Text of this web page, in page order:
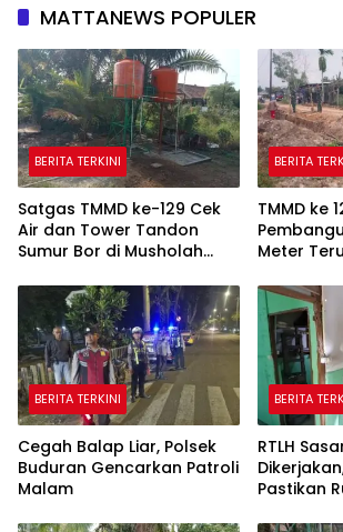
MATTANEWS POPULER
BERITA TERKINI
Satgas TMMD ke-129 Cek
Air dan Tower Tandon
Sumur Bor di Musholah
BERITA
TMMD ke
Meter
BERITA TERKINI
Cegah Balap Liar, Polsek
Buduran Gencarkan Patroli
Malam
BERITA
RTLH
Pastikan